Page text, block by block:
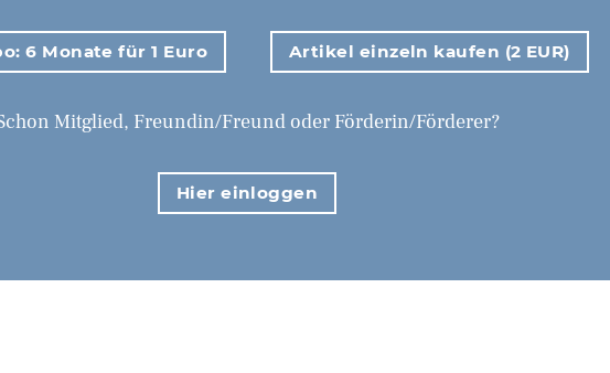
6 Monate für 1 Euro Artikel einzeln kaufen (2 EUR)
Mitglied, Freundin/Freund oder Förderin/Förderer?
Hier einloggen